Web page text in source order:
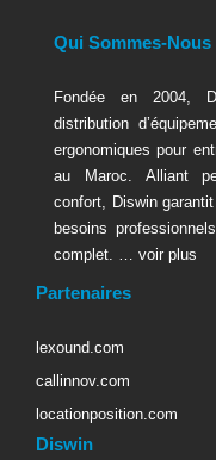
Qui Sommes-Nous
Fondée en 2004,
distribution
ergonomiques pour
au Maroc. Alliant
confort, Diswin
besoins
complet. … voir plus
Partenaires
lexound.com
callinnov.com
locationposition.com
Diswin